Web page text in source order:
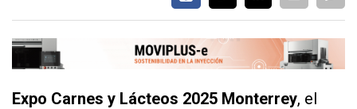
FRIGORIFICO
VACAS
INVESTIGACIÓN
AGRO
Expo Carnes y Lácteos 2025 Monterrey, el